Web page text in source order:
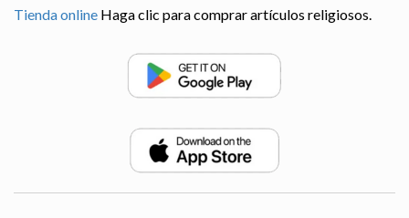
Tienda online Haga clic para comprar artículos religiosos.